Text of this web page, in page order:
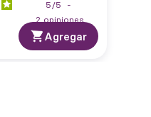
5 /5
-
2 opiniones
Agregar